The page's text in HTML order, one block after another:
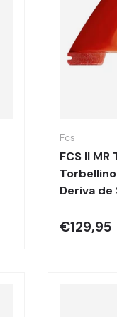
Fcs
FCS II
Deriva de
€129,95